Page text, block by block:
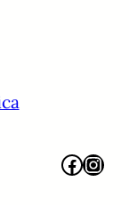
Facebook Instagram